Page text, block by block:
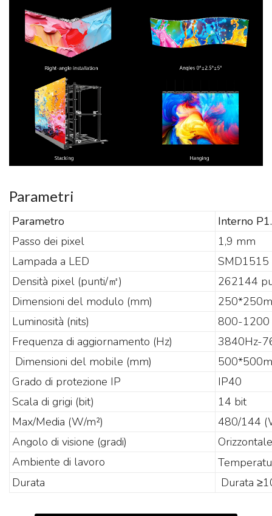
Parametri
Parametro
Interno
Passo dei pixel
1,9 mm
Lampada a LED
SMD1515
Densità pixel (punti/㎡)
262144
Dimensioni del modulo (mm)
Luminosità (nits)
800-1200
Frequenza di aggiornamento (Hz)
3840Hz-
Dimensioni del mobile (mm)
Grado di protezione IP
IP40
Scala di grigi (bit)
14 bit
Max/Media (W/m²)
480/144
Angolo di visione (gradi)
Ambiente di lavoro
Durata
Durata